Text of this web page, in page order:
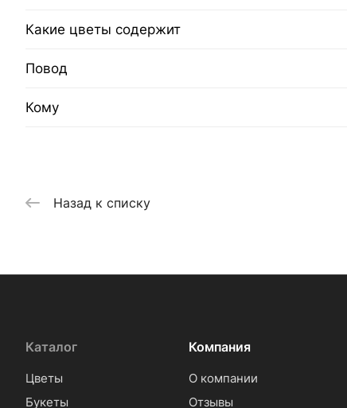
Какие цветы содержит
Повод
Кому
Назад к списку
Каталог
Цветы
Букеты
Компания
О компании
Отзывы